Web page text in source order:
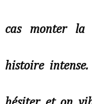
cas monter la
histoire